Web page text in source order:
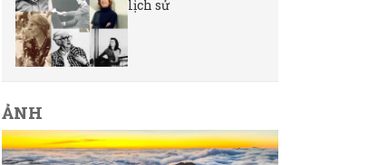
lịch sử
ẢNH